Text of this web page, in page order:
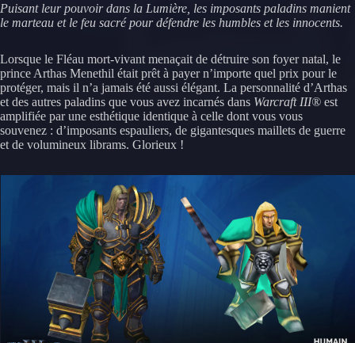
Puisant leur pouvoir dans la Lumière, les imposants paladins manient
le marteau et le feu sacré pour défendre les humbles et les innocents.
Lorsque le Fléau mort-vivant menaçait de détruire son foyer natal, le
prince Arthas Menethil était prêt à payer n’importe quel prix pour le
protéger, mais il n’a jamais été aussi élégant. La personnalité d’Arthas
et des autres paladins que vous avez incarnés dans Warcraft III® est
amplifiée par une esthétique identique à celle dont vous vous
souvenez : d’imposants espauliers, de gigantesques maillets de guerre
et de volumineux librams. Glorieux !